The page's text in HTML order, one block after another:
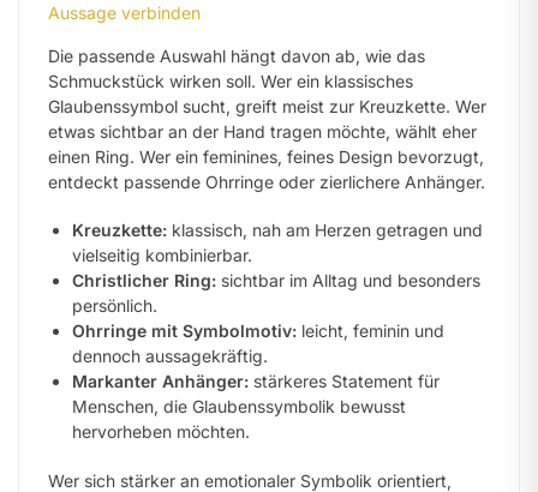
Aussage verbinden
Die passende Auswahl hängt davon ab, wie das
Schmuckstück wirken soll. Wer ein klassisches
Glaubenssymbol sucht, greift meist zur Kreuzkette. Wer
etwas sichtbar an der Hand tragen möchte, wählt eher
einen Ring. Wer ein feminines, feines Design bevorzugt,
entdeckt passende Ohrringe oder zierlichere Anhänger.
Kreuzkette: klassisch, nah am Herzen getragen und
vielseitig kombinierbar.
Christlicher Ring: sichtbar im Alltag und besonders
persönlich.
Ohrringe mit Symbolmotiv: leicht, feminin und
dennoch aussagekräftig.
Markanter Anhänger: stärkeres Statement für
Menschen, die Glaubenssymbolik bewusst
hervorheben möchten.
Wer sich stärker an emotionaler Symbolik orientiert,